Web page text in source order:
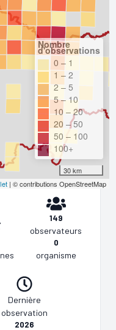
Nombre
d'observations
0 – 1
1 – 2
2 – 5
5 – 10
10 – 20
20 – 50
50 – 100
100+
30 km
| © contributions OpenStreetMap
149
observateurs
0
organisme
Dernière
observation
2026